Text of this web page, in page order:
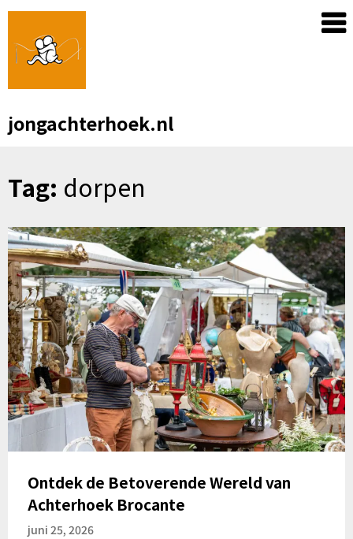
Skip
content
jongachterhoek.nl
Tag: dorpen
Ontdek de Betoverende Wereld van
Achterhoek Brocante
juni 25, 2026